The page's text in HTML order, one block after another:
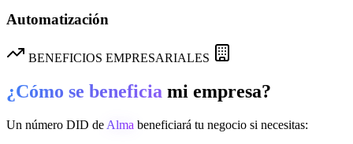
Automatización
BENEFICIOS EMPRESARIALES
¿Cómo se beneficia mi empresa?
Un número DID de Alma beneficiará tu negocio si necesitas: